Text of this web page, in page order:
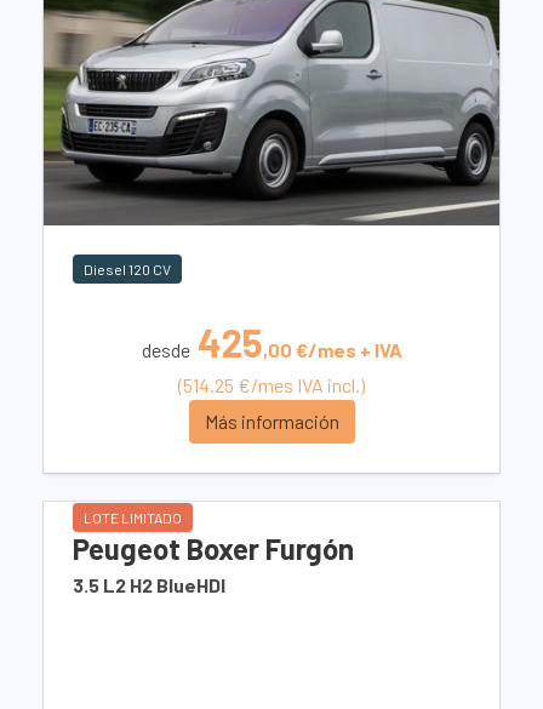
Diesel 120 CV
desde 425,00 €/mes + IVA
(514.25 €/mes IVA incl.)
Más información
LOTE LIMITADO
Peugeot Boxer Furgón
3.5 L2 H2 BlueHDI